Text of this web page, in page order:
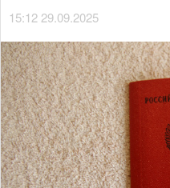
15:12 29.09.2025